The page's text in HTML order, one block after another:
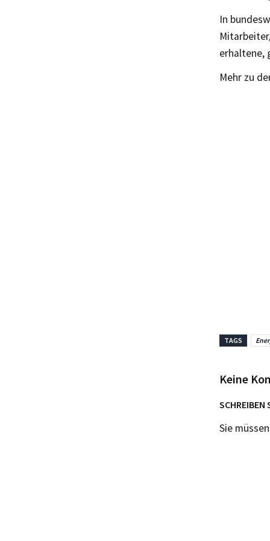
In
erhaltene,
Mehr zu
TAGS
Keine
SCHREIBEN
Sie